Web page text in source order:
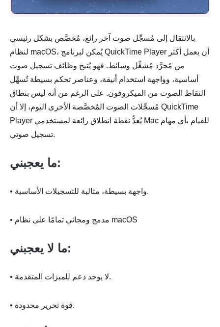
بالانتقال إلى مُسجِّل صوت آخر رائع، مُخصَّص بشكل رئيسي
لنظام macOS، يُمكن لبرنامج QuickTime Player أن يعمل أكثر
من مُجرَّد مُشغِّل وسائط. فهو يُتيح وظائف تسجيل صوت
أساسية، وواجهة استخدام أنيقة، وعناصر تحكم بسيطة تُسهِّل
التقاط الصوت من الميكروفون. على الرغم من أنه ليس بنطاق
مُسجِّلات الصوت المُخصَّصة الأخرى اليوم، إلا أن QuickTime
Player يُعدُّ نقطة انطلاق رائعة لمستخدمي Mac للقيام بأي مهام
تسجيل صوتي.
ما يعجبني:
• واجهة بسيطة، مثالية للتسجيلات الأساسية.
• مدمج ومجاني تمامًا على نظام macOS
ما لا يعجبني:
• لا يوجد دعم للميزات المتقدمة.
• قوة تحرير محدودة.